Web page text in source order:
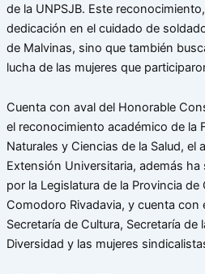
de la UNPSJB. Este
dedicación en el cuidado de
de Malvinas, sino que también
lucha de las mujeres que
Cuenta con aval del Honorable
el reconocimiento académico de la
Naturales y Ciencias de la Salud, el
Extensión Universitaria, además
por la Legislatura de la Provincia
Comodoro Rivadavia, y cuenta con
Secretaría de Cultura, Secretaría de
Diversidad y las mujeres